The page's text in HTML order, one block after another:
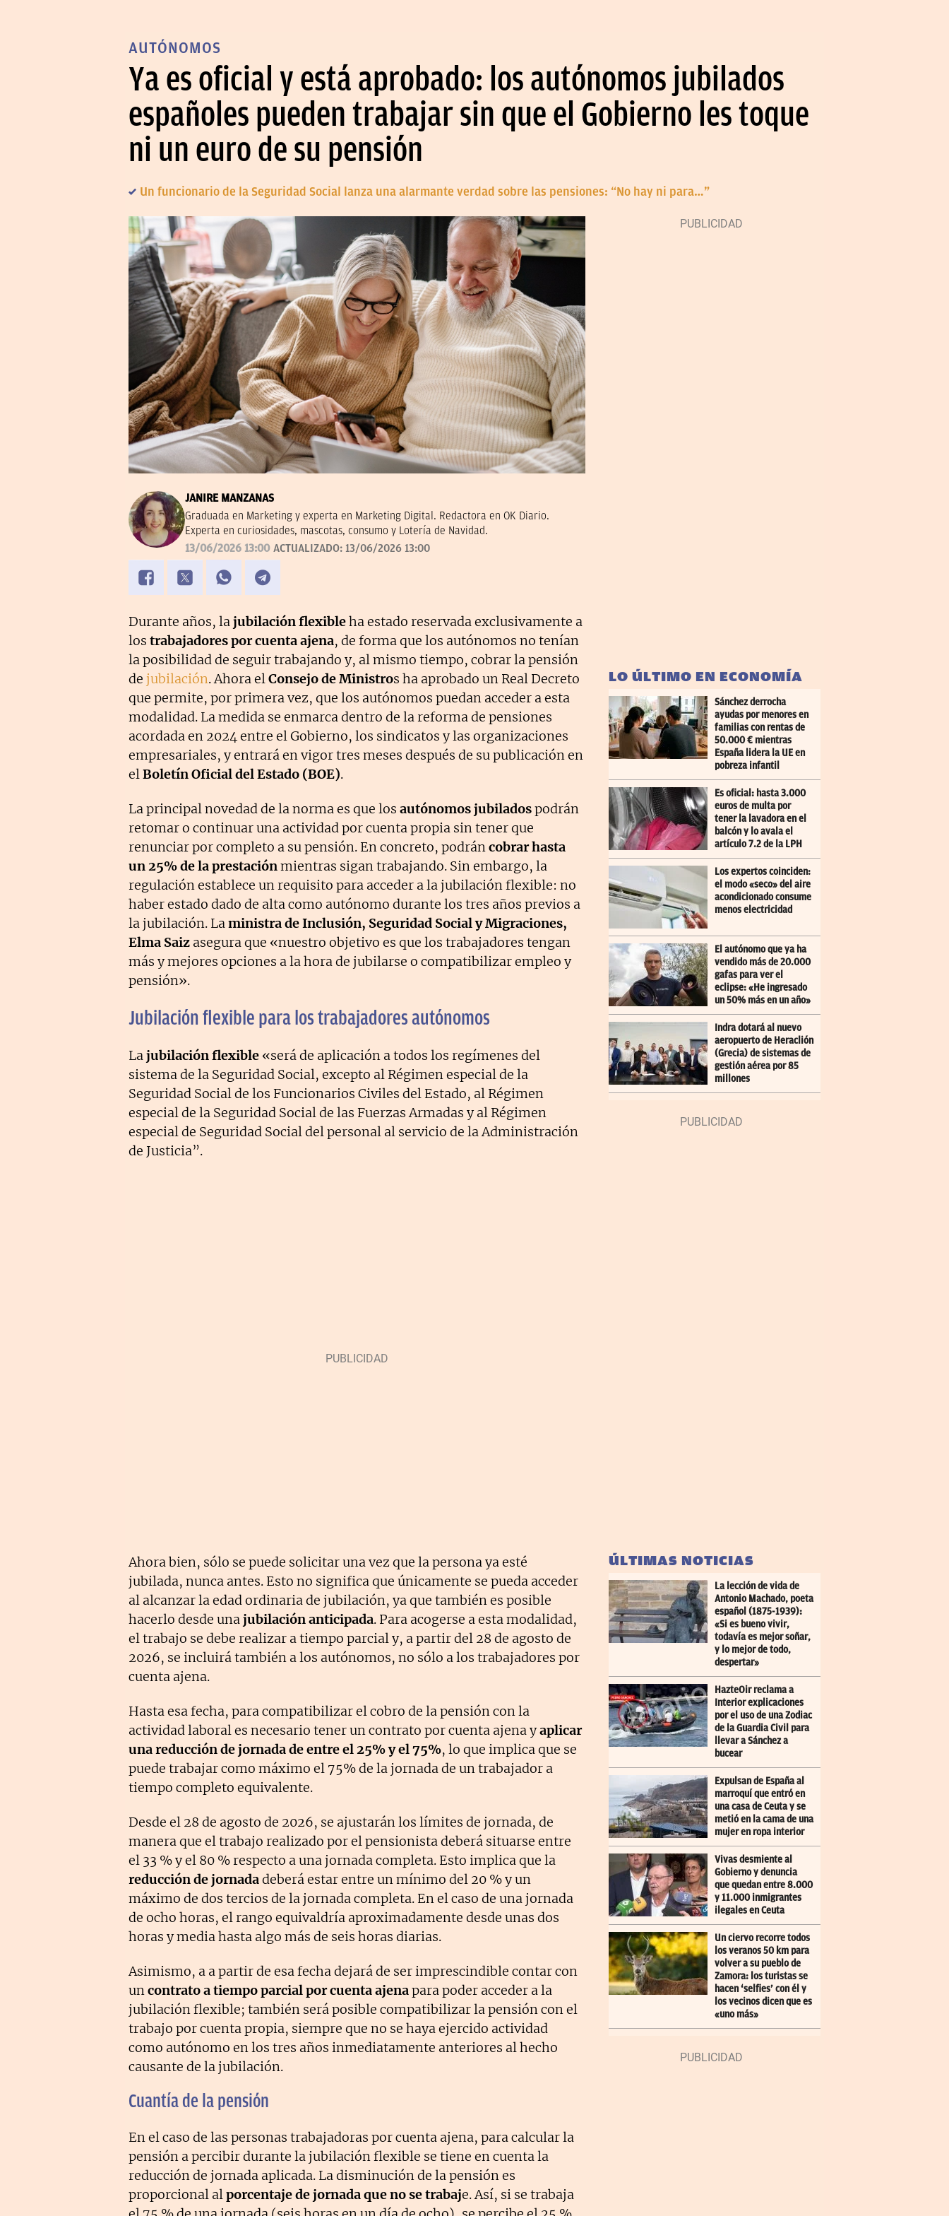
AUTÓNOMOS
Ya es oficial y está aprobado: los autónomos jubilados
españoles pueden trabajar sin que el Gobierno les toque
ni un euro de su pensión
Un funcionario de la Seguridad Social lanza una alarmante verdad sobre las pensiones: “No hay ni para…”
JANIRE MANZANAS
Graduada en Marketing y experta en Marketing Digital. Redactora en OK Diario.
Experta en curiosidades, mascotas, consumo y Lotería de Navidad.
13/06/2026 13:00 ACTUALIZADO: 13/06/2026 13:00
Durante años, lajubilación flexibleha estado reservada exclusivamente a
los trabajadores por cuenta ajena, de forma que los autónomos no tenían
la posibilidad de seguir trabajando y, al mismo tiempo, cobrar la pensión
de jubilación. Ahora elConsejo de Ministros ha aprobado un Real Decreto
que permite, por primera vez, que los autónomos puedan acceder a esta
modalidad. La medida se enmarca dentro de la reforma de pensiones
acordada en 2024 entre el Gobierno, los sindicatos y las organizaciones
empresariales, y entrará en vigor tres meses después de su publicación en
elBoletín Oficial del Estado (BOE).
La principal novedad de la norma es que los autónomos jubiladospodrán
retomar o continuar una actividad por cuenta propia sin tener que
renunciar por completo a su pensión. En concreto, podráncobrar hasta
un 25% de la prestaciónmientras sigan trabajando. Sin embargo, la
regulación establece un requisito para acceder a la jubilación flexible: no
haber estado dado de alta como autónomo durante los tres años previos a
la jubilación. Laministra de Inclusión, Seguridad Social y Migraciones,
Elma Saiz asegura que «nuestro objetivo es que los trabajadores tengan
más y mejores opciones a la hora de jubilarse o compatibilizar empleo y
pensión».
Jubilación flexible para los trabajadores autónomos
Lajubilación flexible «será de aplicación a todos los regímenes del
sistema de la Seguridad Social, excepto al Régimen especial de la
Seguridad Social de los Funcionarios Civiles del Estado, al Régimen
especial de la Seguridad Social de las Fuerzas Armadas y al Régimen
especial de Seguridad Social del personal al servicio de la Administración
de Justicia”.
Ahora bien, sólo se puede solicitar una vez que la persona ya esté
jubilada, nunca antes. Esto no significa que únicamente se pueda acceder
al alcanzar la edad ordinaria de jubilación, ya que también es posible
hacerlo desde unajubilación anticipada. Para acogerse a esta modalidad,
el trabajo se debe realizar a tiempo parcial y, a partir del 28 de agosto de
2026, se incluirá también a los autónomos, no sólo a los trabajadores por
cuenta ajena.
Hasta esa fecha, para compatibilizar el cobro de la pensión con la
actividad laboral es necesario tener un contrato por cuenta ajena yaplicar
una reducción de jornada de entre el 25% y el 75%, lo que implica que se
puede trabajar como máximo el 75% de la jornada de un trabajador a
tiempo completo equivalente.
Desde el 28 de agosto de 2026, se ajustarán los límites de jornada, de
manera que el trabajo realizado por el pensionista deberá situarse entre
el 33 % y el 80 % respecto a una jornada completa. Esto implica que la
reducción de jornadadeberá estar entre un mínimo del 20 % y un
máximo de dos tercios de la jornada completa. En el caso de una jornada
de ocho horas, el rango equivaldría aproximadamente desde unas dos
horas y media hasta algo más de seis horas diarias.
Asimismo, a a partir de esa fecha dejará de ser imprescindible contar con
uncontrato a tiempo parcial por cuenta ajenapara poder acceder a la
jubilación flexible; también será posible compatibilizar la pensión con el
trabajo por cuenta propia, siempre que no se haya ejercido actividad
como autónomo en los tres años inmediatamente anteriores al hecho
causante de la jubilación.
Cuantía de la pensión
En el caso de las personas trabajadoras por cuenta ajena, para calcular la
pensión a percibir durante la jubilación flexible se tiene en cuenta la
reducción de jornada aplicada. La disminución de la pensión es
proporcional alporcentaje de jornada que no se trabaje. Así, si se trabaja
LO ÚLTIMO EN ECONOMÍA
Sánchez derrocha
ayudas por menores en
familias con rentas de
50.000 € mientras
España lidera la UE en
pobreza infantil
Es oficial: hasta 3.000
euros de multa por
tener la lavadora en el
balcón y lo avala el
artículo 7.2 de la LPH
Los expertos coinciden:
el modo «seco» del aire
acondicionado consume
menos electricidad
El autónomo que ya ha
vendido más de 20.000
gafas para ver el
eclipse: «He ingresado
un 50% más en un año»
Indra dotará al nuevo
aeropuerto de Heraclión
(Grecia) de sistemas de
gestión aérea por 85
millones
ÚLTIMAS NOTICIAS
La lección de vida de
Antonio Machado, poeta
español (1875-1939):
«Si es bueno vivir,
todavía es mejor soñar,
y lo mejor de todo,
despertar»
HazteOir reclama a
Interior explicaciones
por el uso de una Zodiac
de la Guardia Civil para
llevar a Sánchez a
bucear
Expulsan de España al
marroquí que entró en
una casa de Ceuta y se
metió en la cama de una
mujer en ropa interior
Vivas desmiente al
Gobierno y denuncia
que quedan entre 8.000
y 11.000 inmigrantes
ilegales en Ceuta
Un ciervo recorre todos
los veranos 50 km para
volver a su pueblo de
Zamora: los turistas se
hacen ‘selfies’ con él y
los vecinos dicen que es
«uno más»